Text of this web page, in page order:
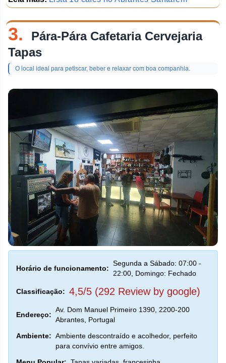
3.
Pára-Pára Cafetaria Cervejaria
Tapas
O local ideal para petiscar, beber e relaxar com boa companhia.
Horário de funcionamento:
Segunda a Sábado: 07:00 -
22:00, Domingo: Fechado
Classificação: 4,5/5 (292 Review by google)
Endereço:
Av. Dom Manuel Primeiro 1390, 2200-200
Abrantes, Portugal
Ambiente: Ambiente descontraído e acolhedor, perfeito
para convívio entre amigos.